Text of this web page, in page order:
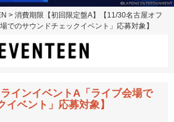
> 消費期限【初回限定盤A】【11/30名古屋オフ
でのサウンドチェックイベント」応募対象】
ラインイベントA「ライブ会場で
ベント」応募対象】